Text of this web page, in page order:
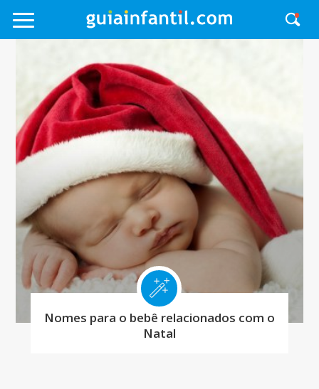
Nomes para o bebê relacionados com o
Natal